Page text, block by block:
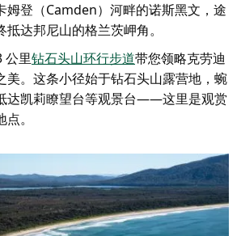
姆登（Camden）河畔的诺斯黑文，途
达邦尼山的格兰茨岬角。
公里钻石头山环行步道带您领略克劳迪
美。这条小径始于钻石头山露营地，蜿
达凯莉瞭望台等观景台——这里是观赏
。